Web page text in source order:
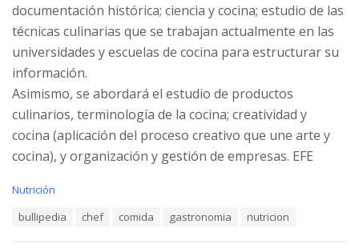
documentación histórica; ciencia y cocina; estudio de las
técnicas culinarias que se trabajan actualmente en las
universidades y escuelas de cocina para estructurar su
información.
Asimismo, se abordará el estudio de productos
culinarios, terminología de la cocina; creatividad y
cocina (aplicación del proceso creativo que une arte y
cocina), y organización y gestión de empresas. EFE
C
Nutrición
bullipedia chef comida gastronomia nutricion